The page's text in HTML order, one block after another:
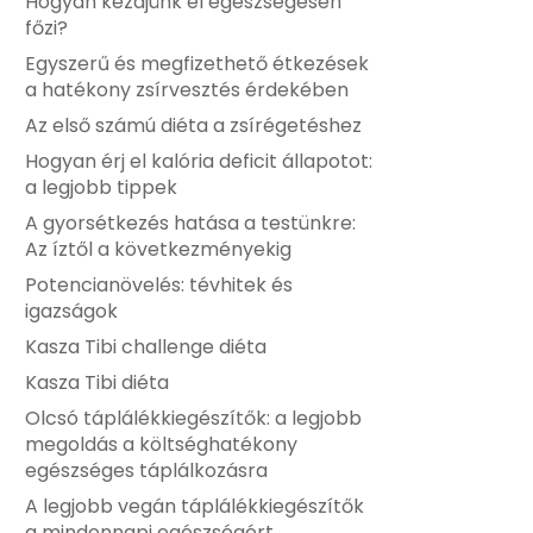
főzi?
Egyszerű és megfizethető étkezések
a hatékony zsírvesztés érdekében
Az első számú diéta a zsírégetéshez
Hogyan érj el kalória deficit állapotot:
a legjobb tippek
A gyorsétkezés hatása a testünkre:
Az íztől a következményekig
Potencianövelés: tévhitek és
igazságok
Kasza Tibi challenge diéta
Kasza Tibi diéta
Olcsó táplálékkiegészítők: a legjobb
megoldás a költséghatékony
egészséges táplálkozásra
A legjobb vegán táplálékkiegészítők